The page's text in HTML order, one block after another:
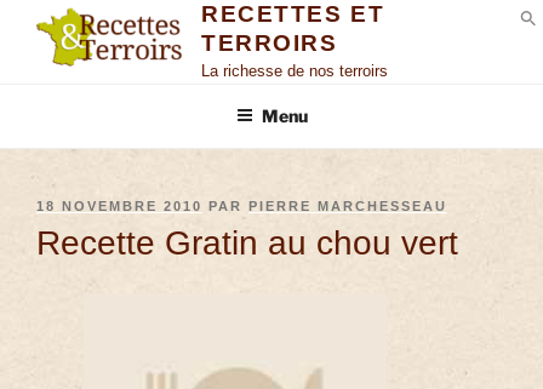
RECETTES ET
TERROIRS
La richesse de nos terroirs
Menu
18 NOVEMBRE 2010 PAR PIERRE MARCHESSEAU
Recette Gratin au chou vert